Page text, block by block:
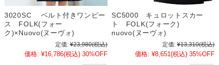
3020SC ベルト付きワンピー
ス FOLK(フォー
ク)×Nuovo(ヌーヴォ)
定価: ¥23,980(税込)
価格: ¥16,786(税込) 30%OFF
SC5000 キュロットスカー
ト FOLK(フォーク)
nuovo(ヌーヴォ)
定価: ¥13,310(税込)
価格: ¥8,651(税込) 35%OFF